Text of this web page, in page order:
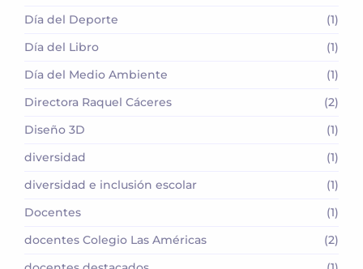
Día del Deporte
(1)
Día del Libro
(1)
Día del Medio Ambiente
(1)
Directora Raquel Cáceres
(2)
Diseño 3D
(1)
diversidad
(1)
diversidad e inclusión escolar
(1)
Docentes
(1)
docentes Colegio Las Américas
(2)